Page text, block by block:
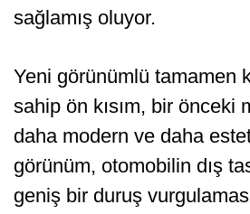
sağlamış oluyor.
Yeni görünümlü tamamen
sahip ön kısım, bir önceki
daha modern ve daha
görünüm, otomobilin dış
geniş bir duruş